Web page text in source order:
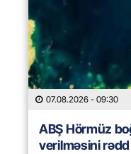
07.08.2026 - 09:30
ABŞ Hörmüz
verilməsini